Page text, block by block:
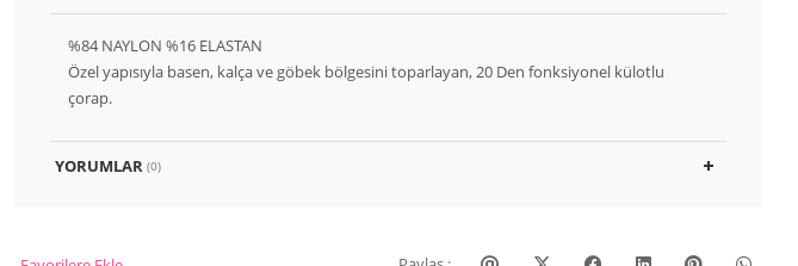
%84 NAYLON %16 ELASTAN
Özel yapısıyla basen, kalça ve göbek bölgesini toparlayan, 20 Den fonksiyonel külotlu
çorap.
YORUMLAR (0)